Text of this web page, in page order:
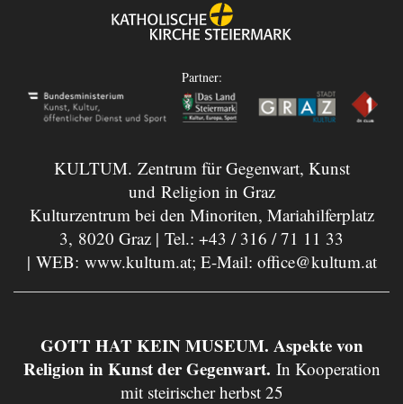
Partner:
KULTUM. Zentrum für Gegenwart, Kunst
und Religion in Graz
Kulturzentrum bei den Minoriten, Mariahilferplatz
3, 8020 Graz | Tel.: +43 / 316 / 71 11 33
| WEB: www.kultum.at; E-Mail: office@kultum.at
GOTT HAT KEIN MUSEUM. Aspekte von
Religion in Kunst der Gegenwart. In Kooperation
mit steirischer herbst 25